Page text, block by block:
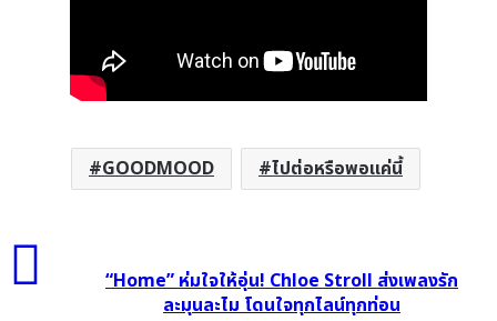
GOODMOOD ไปต่อหรือพอแค่นี้
ห่ม“Home” ห่มใจให้อุ่น! Chloe Stroll ส่งเพลงรัก
ละมุนละไม โดนใจทุกไลน์ทุกท่อน